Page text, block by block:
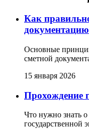
Как
документацию
Основные
сметной
15 января 2026
Прохождение
Что нужно знать
государственной